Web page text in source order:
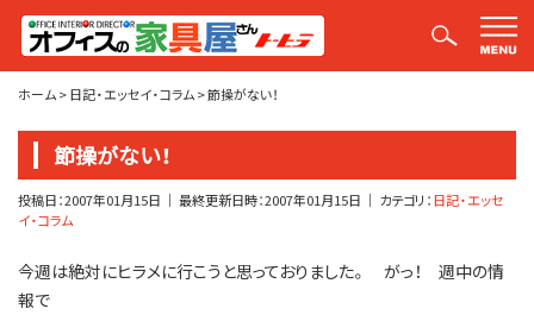
平山社長のブログ【釣りばかり日誌】
ホーム>日記・エッセイ・コラム>節操がない！
節操がない！
投稿日：2007年01月15日 ｜ 最終更新日時：2007年01月15日 ｜ カテゴリ：日記・エッセ
イ・コラム
今週は絶対にヒラメに行こうと思っておりました。 がっ！ 週中の情
報で